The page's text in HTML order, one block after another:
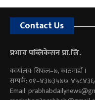
Contact Us
प्रभाव पब्लिकेसन प्रा.लि.
कार्यालय: सिफल–७, काठमाडौं ।
सम्पर्क: ०१–४३७३५७७,
Email: